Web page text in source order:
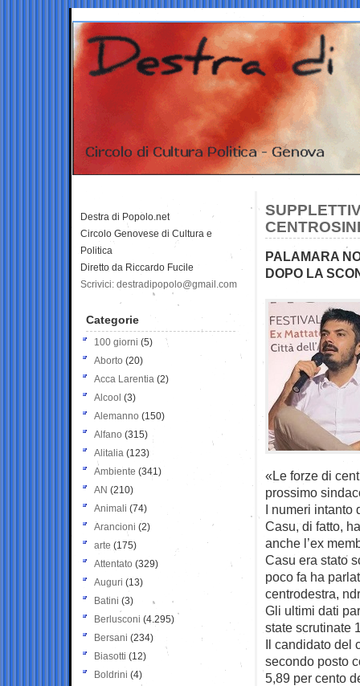
PALAMARA
DOPO LA
«Le forze di
prossimo
I numeri intanto
Casu, di fatto,
anche l’ex
Casu era stato
poco fa ha
centrodestra,
Gli ultimi dati
state scrutinate
Il candidato del
secondo posto
5,89 per cento
Destra di Popolo.net
Circolo Genovese di Cultura e
Politica
Diretto da Riccardo Fucile
Scrivici: destradipopolo@gmail.com
Categorie
100 giorni (5)
Aborto (20)
Acca Larentia (2)
Alcool (3)
Alemanno (150)
Alfano (315)
Alitalia (123)
Ambiente (341)
AN (210)
Animali (74)
Arancioni (2)
arte (175)
Attentato (329)
Auguri (13)
Batini (3)
Berlusconi (4.295)
Bersani (234)
Biasotti (12)
Boldrini (4)